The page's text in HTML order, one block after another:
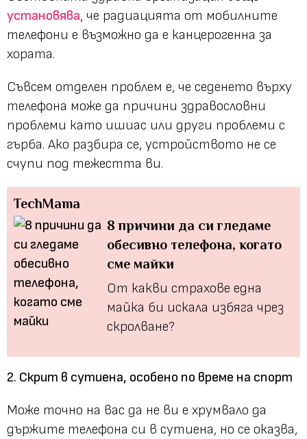
установява, че радиацията от мобилните
телефони е възможно да е канцерогенна за
хората.
Съвсем отделен проблем е, че седенето върху
телефона може да причини здравословни
проблеми като ишиас или други проблеми с
гърба. Ако разбира се, устройството не се
счупи под тежестта ви.
TechMama
8 причини да си гледаме
обесивно телефона, когато
сме майки
От какви страхове една
майка би искала избяга чрез
скролване?
2. Скрит в сутиена, особено по време на спорт
Може точно на вас да не ви е хрумвало да
държите телефона си в сутиена, но се оказва,